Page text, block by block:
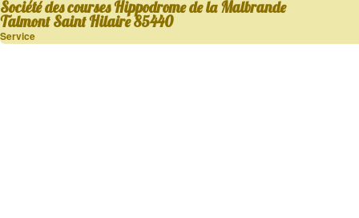
Société des courses Hippodrome de la Malbrande
Talmont Saint Hilaire 85440
Service